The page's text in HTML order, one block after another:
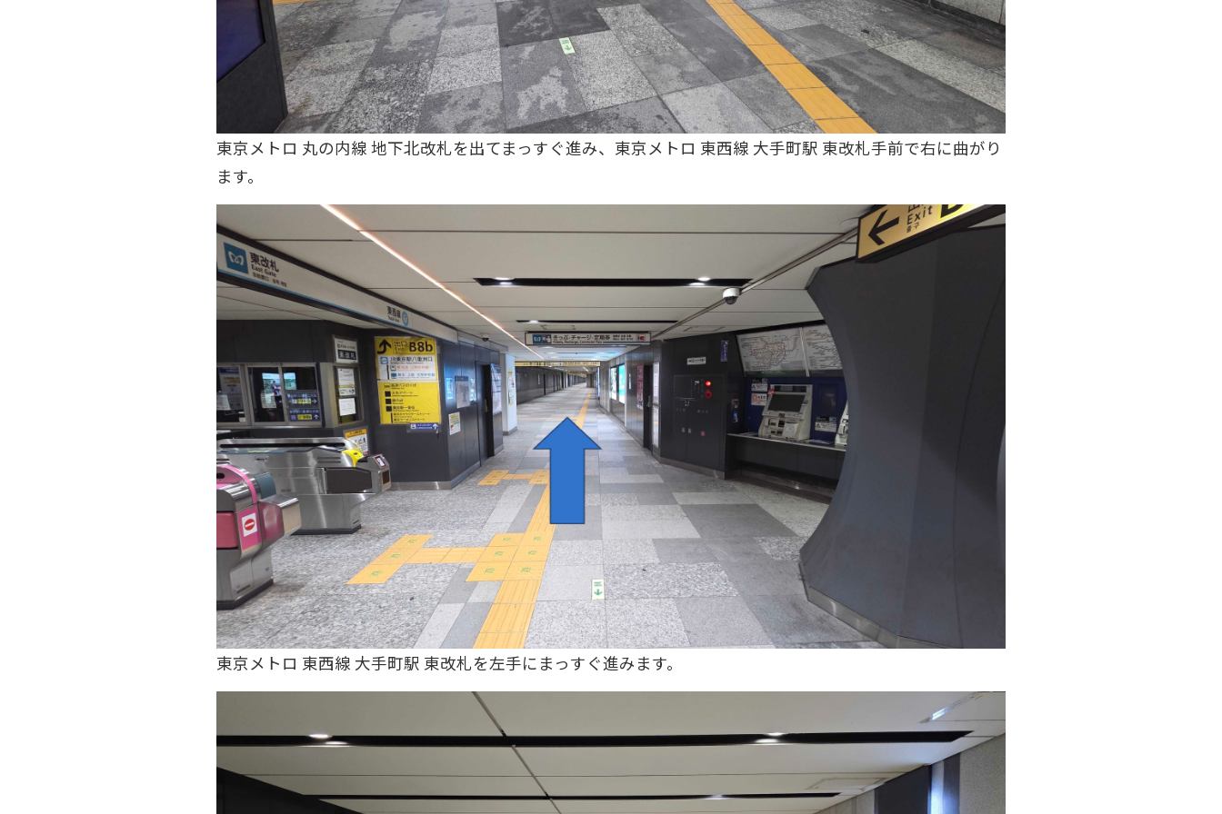
東京メトロ 丸の内線 地下北改札を出てまっすぐ進み、東京メトロ 東西線 大手町駅 東改札手前で右に曲がり
ます。
東京メトロ 東西線 大手町駅 東改札を左手にまっすぐ進みます。